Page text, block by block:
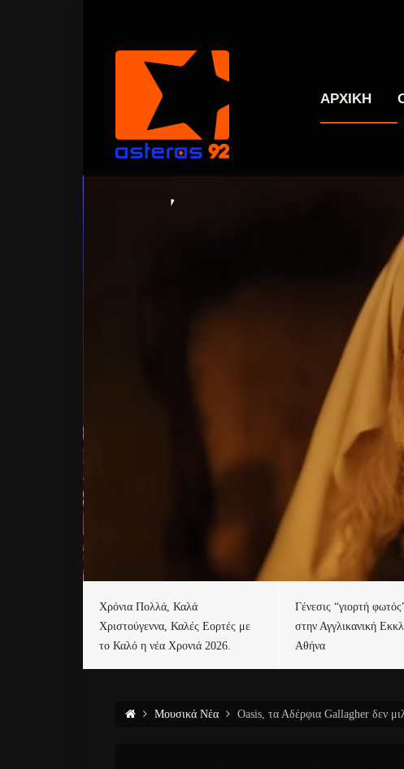
ΑΡΧΙΚΗ
Χρόνια Πολλά, Καλά
Χριστούγεννα, Καλές Εορτές με
το Καλό η νέα Χρονιά 2026.
Γένεσις “γιορτή
στην Αγγλικανική
Αθήνα
Μουσικά Νέα Oasis, τα Αδέρφια Gallagher δεν